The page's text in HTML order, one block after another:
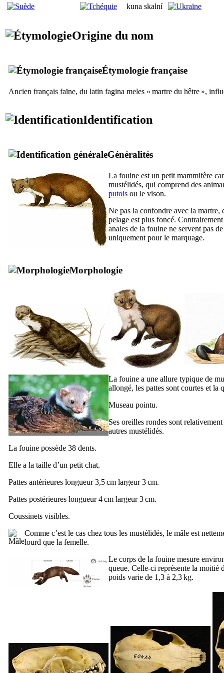
kuna skalní
Origine du nom
Étymologie française
Ancien français faïne, du latin fagina meles « martre du hêtre »,
Identification
Généralités
La fouine est un petit mammifère
mustélidés, qui comprend des
putois ou le vison.
Ne pas la confondre avec la
pelage est plus foncé.
anales de la fouine ne servent pas
uniquement pour le marquage.
Morphologie
La fouine a une allure typique de
allongé, les pattes sont courtes et la
Museau pointu.
Ses oreilles rondes sont
autres mustélidés.
La fouine possède 38 dents.
Elle a la taille d’un petit chat.
Pattes antérieures longueur 3,5 cm largeur 3 cm.
Pattes postérieures longueur 4 cm largeur 3 cm.
Coussinets visibles.
Comme c’est le cas chez tous les mustélidés, le mâle est
lourd que la femelle.
Le corps de la fouine mesure
queue. Celle-ci représente la moitié
poids varie de 1,3 à 2,3 kg.